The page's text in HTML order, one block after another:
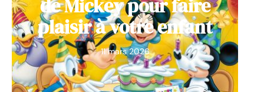
de Mickey pour faire
plaisir à votre enfant
11 mars 2026